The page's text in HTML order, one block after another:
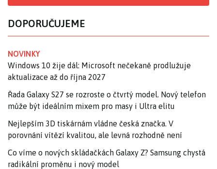
DOPORUČUJEME
NOVINKY
Windows 10 žije dál: Microsoft nečekaně prodlužuje
aktualizace až do října 2027
Řada Galaxy S27 se rozroste o čtvrtý model. Nový telefon
může být ideálním mixem pro masy i Ultra elitu
Nejlepším 3D tiskárnám vládne česká značka. V
porovnání vítězí kvalitou, ale levná rozhodně není
Co víme o nových skládačkách Galaxy Z? Samsung chystá
radikální proměnu i nový model